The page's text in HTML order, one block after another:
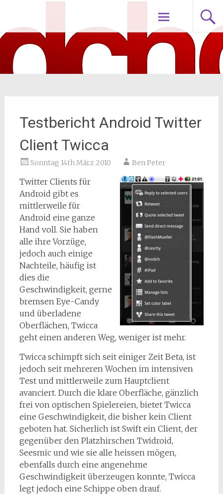
springen
Testbericht Android Twitter
Client Twicca
Sonntag 14th März 2010 Ben Peter
Twitter Clients für
Android gibt es
mittlerweile für
Android eine ganze
Hand voll. Sie haben
alle ihre Vorzüge,
jedoch auch einige
Nachteile, häufig ist
dies die
Geschwindigkeit, gerne
bremsen Eye-Candy
und überladene
Oberflächen, Twicca
geht einen anderen Weg, weniger ist mehr.
Twicca schimpft sich seit einiger Zeit Beta, ist
jedoch seit mehreren Wochen im intensiven
Test und mittlerweile zum Hauptclient
avanciert. Durch die klare Oberfläche, gänzlich
frei von optischen Spielereien, bietet Twicca
eine Geschwindigkeit, die bisher kein Client
geboten hat. Sicherlich ist Swift ein Client, der
gegenüber den Platzhirschen Twidroid,
Seesmic und wie sie alle heissen mögen,
ebenfalls durch eine angenehme
Geschwindigkeit überzeugen konnte, Twicca
legt jedoch eine Schippe oben drauf.